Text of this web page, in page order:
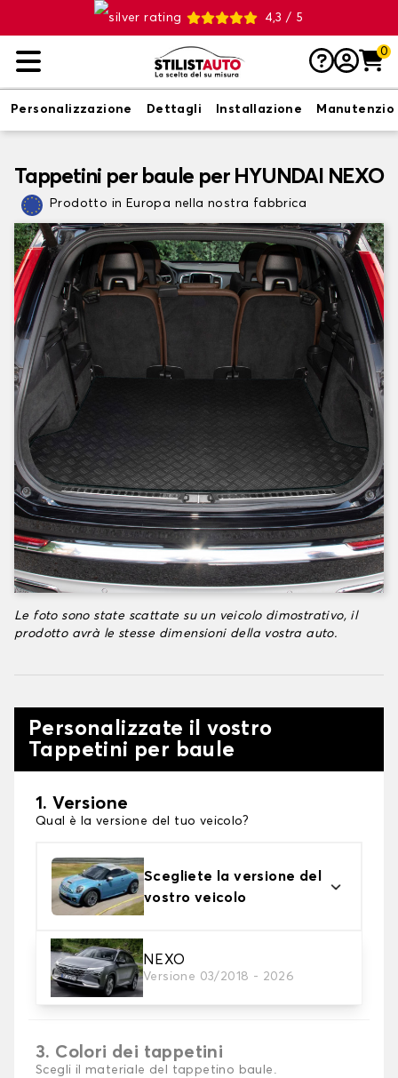
4,3 / 5
0
Personalizzazione Dettagli Installazione
Tappetini per baule per HYUNDAI NEXO
Prodotto in Europa nella nostra fabbrica
Le foto sono state scattate su un veicolo dimostrativo, il
prodotto avrà le stesse dimensioni della vostra auto.
Personalizzate il vostro
Tappetini per baule
1. Versione
Qual è la versione del tuo veicolo?
Scegliete la versione del
vostro veicolo
NEXO
Versione 03/2018 - 2026
2. Materiale
scegli il materiale del tappetini per baule
3. Colori dei tappetini
Scegli il materiale del tappetino baule.